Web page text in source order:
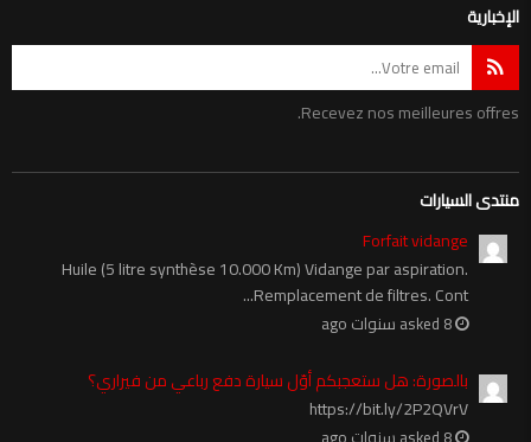
الإخبارية
Recevez nos meilleures offres.
منتدى السيارات
Forfait vidange
Huile (5 litre synthèse 10.000 Km) Vidange par aspiration.
Remplacement de filtres. Cont...
بالصورة: هل ستعجبكم أوّل سيارة دفع رباعي من فيراري؟
https://bit.ly/2P2QVrV